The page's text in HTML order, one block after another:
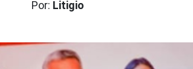
Por: Litigio